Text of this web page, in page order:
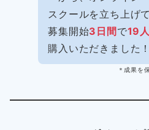
スクールを立ち上げて
募集開始3日間で19人
購入いただきました！
＊成果を保証するも